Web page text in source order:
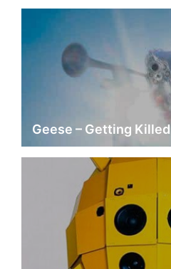
Geese – Getting Killed